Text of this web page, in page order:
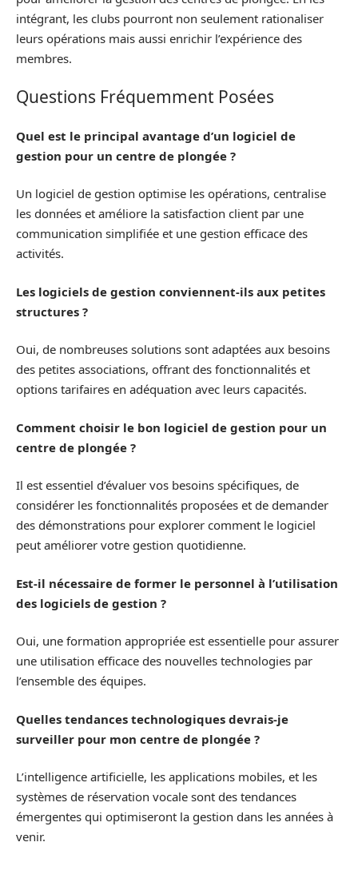
intégrant, les clubs pourront non seulement rationaliser
leurs opérations mais aussi enrichir l’expérience des
membres.
Questions Fréquemment Posées
Quel est le principal avantage d’un logiciel de
gestion pour un centre de plongée ?
Un logiciel de gestion optimise les opérations, centralise
les données et améliore la satisfaction client par une
communication simplifiée et une gestion efficace des
activités.
Les logiciels de gestion conviennent-ils aux petites
structures ?
Oui, de nombreuses solutions sont adaptées aux besoins
des petites associations, offrant des fonctionnalités et
options tarifaires en adéquation avec leurs capacités.
Comment choisir le bon logiciel de gestion pour un
centre de plongée ?
Il est essentiel d’évaluer vos besoins spécifiques, de
considérer les fonctionnalités proposées et de demander
des démonstrations pour explorer comment le logiciel
peut améliorer votre gestion quotidienne.
Est-il nécessaire de former le personnel à l’utilisation
des logiciels de gestion ?
Oui, une formation appropriée est essentielle pour assurer
une utilisation efficace des nouvelles technologies par
l’ensemble des équipes.
Quelles tendances technologiques devrais-je
surveiller pour mon centre de plongée ?
L’intelligence artificielle, les applications mobiles, et les
systèmes de réservation vocale sont des tendances
émergentes qui optimiseront la gestion dans les années à
venir.